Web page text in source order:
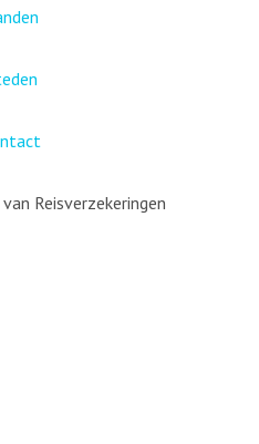
Reisverzekeringen